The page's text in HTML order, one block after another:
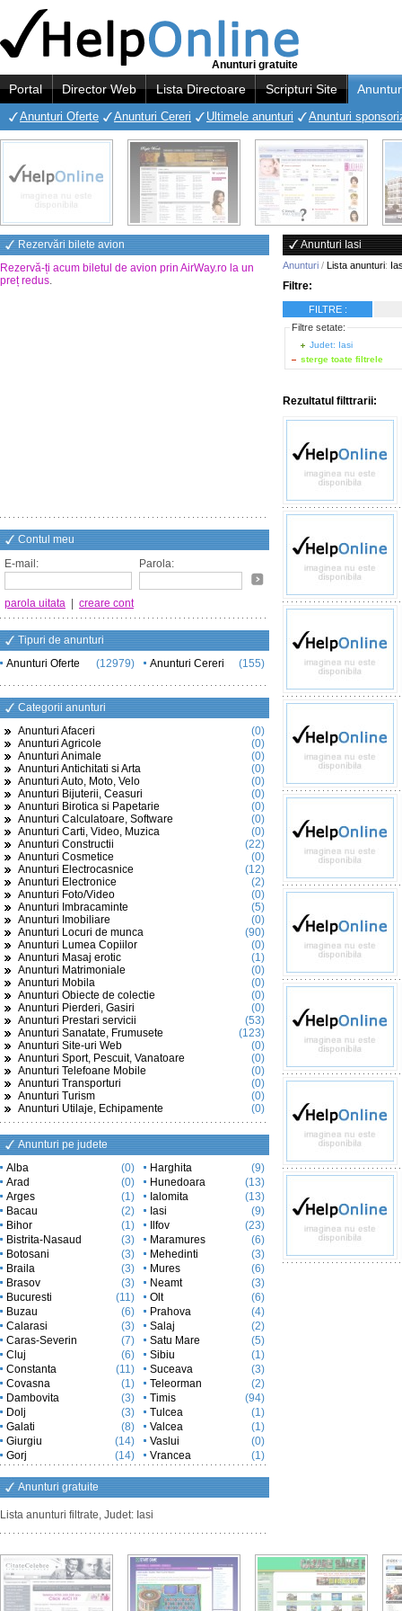
Anunturi gratuite
Portal Director Web Lista Directoare Scripturi Site
Anunturi Oferte Anunturi Cereri Ultimele anunturi Anunturi
Rezervări bilete avion
Rezervă-ți acum biletul de avion prin AirWay.ro la un
preț redus.
Contul meu
E-mail:
Parola:
parola uitata creare cont
Tipuri de anunturi
Anunturi Oferte
(12979) Anunturi Cereri (155)
Categorii anunturi
Anunturi Afaceri
(0)
Anunturi Agricole
(0)
Anunturi Animale
(0)
Anunturi Antichitati si Arta
(0)
Anunturi Auto, Moto, Velo
(0)
Anunturi Bijuterii, Ceasuri
(0)
Anunturi Birotica si Papetarie
(0)
Anunturi Calculatoare, Software
(0)
Anunturi Carti, Video, Muzica
(0)
Anunturi Constructii
(22)
Anunturi Cosmetice
(0)
Anunturi Electrocasnice
(12)
Anunturi Electronice
(2)
Anunturi Foto/Video
(0)
Anunturi Imbracaminte
(5)
Anunturi Imobiliare
(0)
Anunturi Locuri de munca
(90)
Anunturi Lumea Copiilor
(0)
Anunturi Masaj erotic
(1)
Anunturi Matrimoniale
(0)
Anunturi Mobila
(0)
Anunturi Obiecte de colectie
(0)
Anunturi Pierderi, Gasiri
(0)
Anunturi Prestari servicii
(53)
Anunturi Sanatate, Frumusete
(123)
Anunturi Site-uri Web
(0)
Anunturi Sport, Pescuit, Vanatoare
(0)
Anunturi Telefoane Mobile
(0)
Anunturi Transporturi
(0)
Anunturi Turism
(0)
Anunturi Utilaje, Echipamente
(0)
Anunturi pe judete
Alba
(0)
Arad
(0)
Arges
(1)
Bacau
(2)
Bihor
(1)
Bistrita-Nasaud
(3)
Botosani
(3)
Braila
(3)
Brasov
(3)
Bucuresti
(11)
Buzau
(6)
Calarasi
(3)
Caras-Severin
(7)
Cluj
(6)
Constanta
(11)
Covasna
(1)
Dambovita
(3)
Dolj
(3)
Galati
(8)
Giurgiu
(14)
Gorj
(14)
Harghita
(9)
Hunedoara
(13)
Ialomita
(13)
Iasi
(9)
Ilfov
(23)
Maramures
(6)
Mehedinti
(3)
Mures
(6)
Neamt
(3)
Olt
(6)
Prahova
(4)
Salaj
(2)
Satu Mare
(5)
Sibiu
(1)
Suceava
(3)
Teleorman
(2)
Timis
(94)
Tulcea
(1)
Valcea
(1)
Vaslui
(0)
Vrancea
(1)
Anunturi gratuite
Lista anunturi filtrate, Judet: Iasi
Anunturi Iasi
Anunturi / Lista anunturi:
Filtre:
FILTRE :
Filtre setate:
Judet: Iasi
sterge toate filtrele
Rezultatul filttrarii: